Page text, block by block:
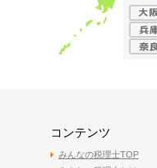
コンテンツ
みんなの税理士TOP